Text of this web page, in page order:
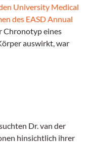
University Medical
des EASD Annual
Chronotyp eines
auswirkt, war
Dr. van der
hinsichtlich ihrer